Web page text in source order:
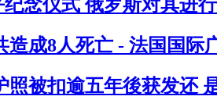
念仪式 俄罗斯对其进
造成8人死亡 - 法国国际
照被扣逾五年後获发还